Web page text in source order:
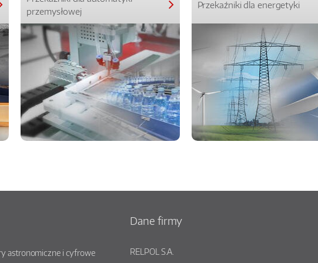
przemysłowej
Przekaźniki dla energetyki
astronomiczne i cyfrowe
Dane firmy
RELPOL S.A.